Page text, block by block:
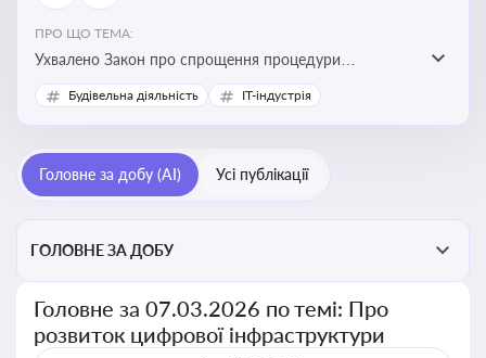
ПРО ЩО ТЕМА:
Ухвалено Закон про спрощення процедури
відведення земельних ділянок для розвитку цифрової
інфраструктури
Будівельна діяльність IT-індустрія
Головне за добу (AI) Усі публікації
ГОЛОВНЕ ЗА ДОБУ
Головне за 07.03.2026 по темі: Про
розвиток цифрової інфраструктури